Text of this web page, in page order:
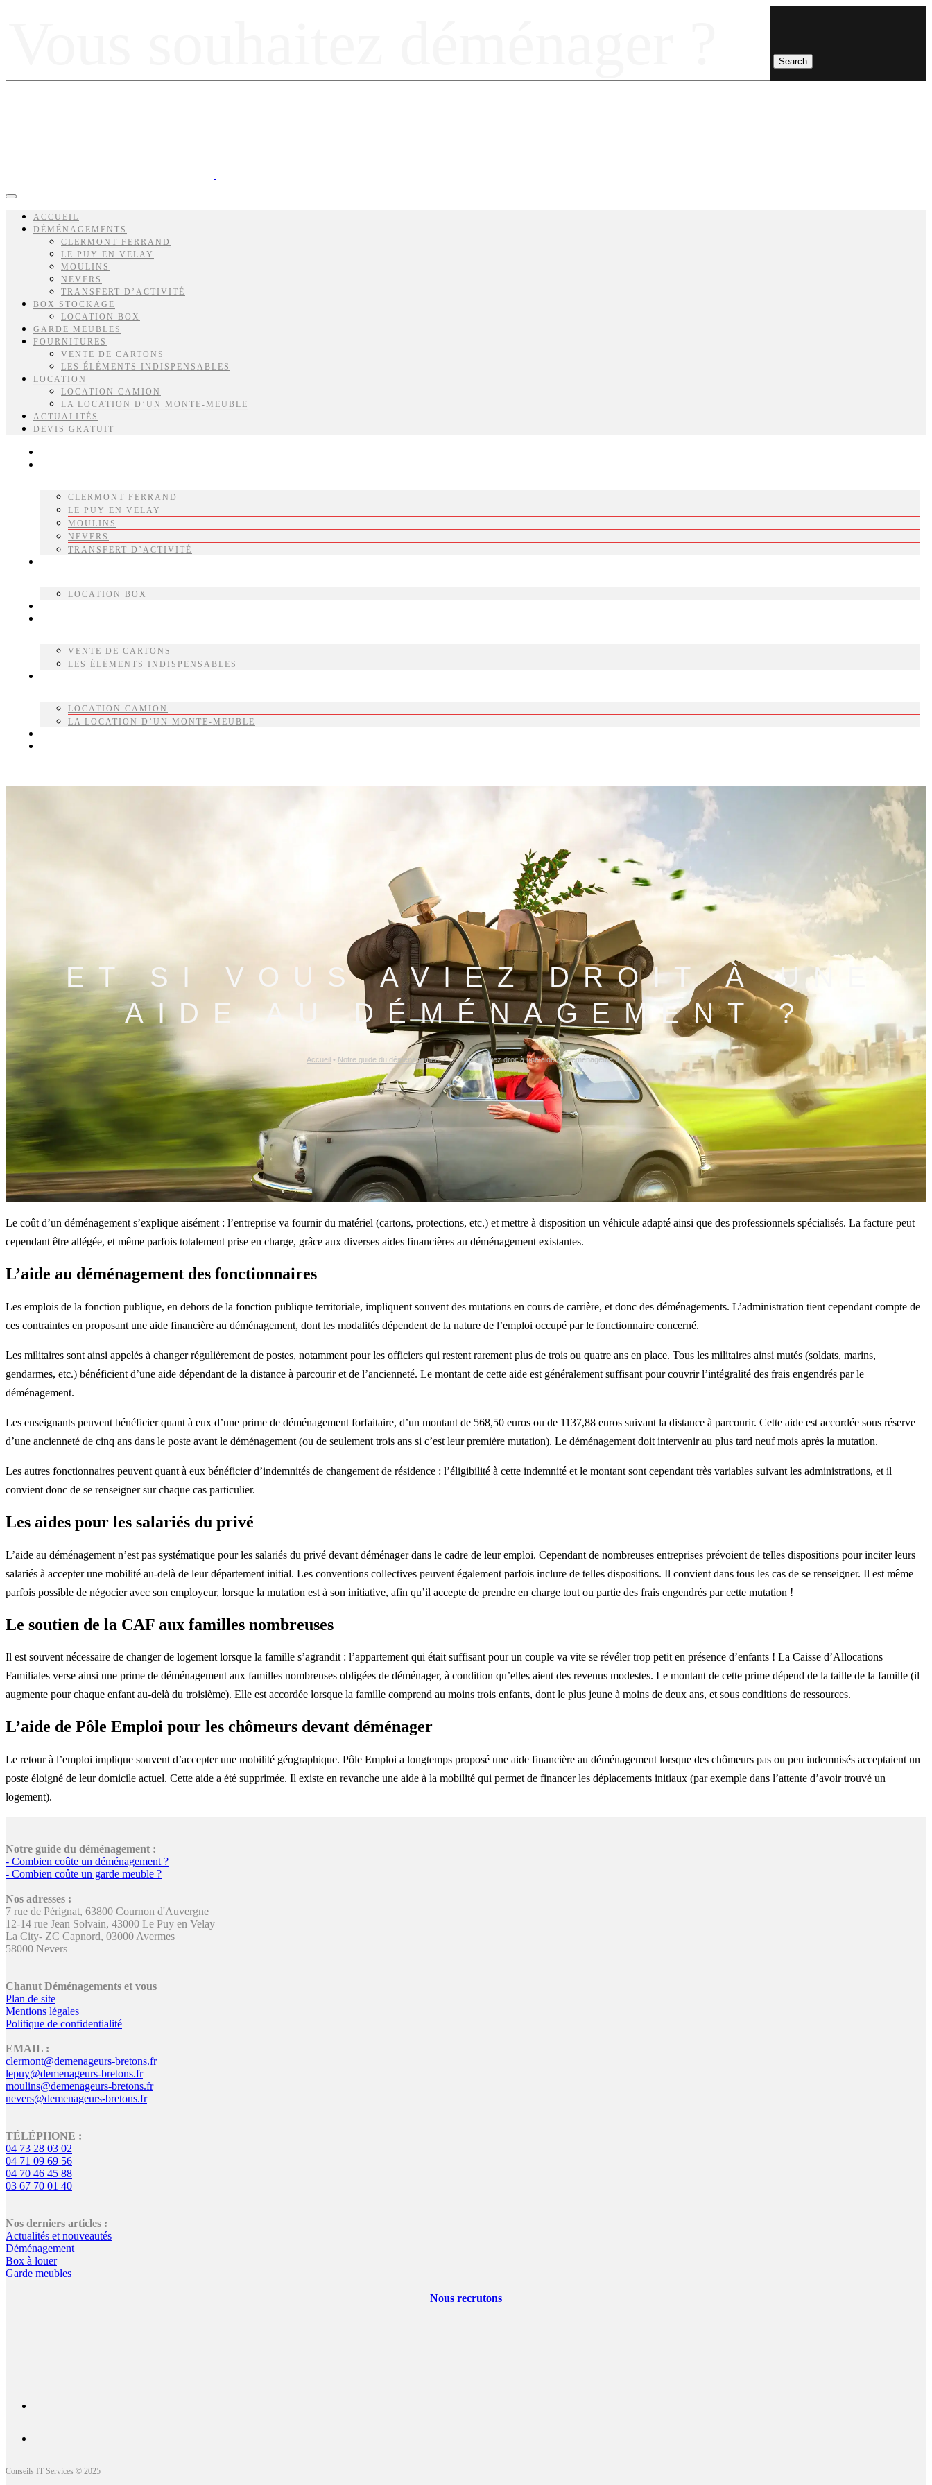
ACCUEIL
DÉMÉNAGEMENTS
CLERMONT FERRAND
LE PUY EN VELAY
MOULINS
NEVERS
TRANSFERT D’ACTIVITÉ
BOX STOCKAGE
LOCATION BOX
GARDE MEUBLES
FOURNITURES
VENTE DE CARTONS
LES ÉLÉMENTS INDISPENSABLES
LOCATION
LOCATION CAMION
LA LOCATION D’UN MONTE-MEUBLE
ACTUALITÉS
DEVIS GRATUIT
CLERMONT FERRAND
LE PUY EN VELAY
MOULINS
NEVERS
TRANSFERT D’ACTIVITÉ
LOCATION BOX
VENTE DE CARTONS
LES ÉLÉMENTS INDISPENSABLES
LOCATION CAMION
LA LOCATION D’UN MONTE-MEUBLE
ET SI VOUS AVIEZ DROIT À UNE
AIDE AU DÉMÉNAGEMENT ?
Accueil • Notre guide du déménagement•Et si vous aviez droit à une aide au déménagement ?
Le coût d’un déménagement s’explique aisément : l’entreprise va fournir du matériel (cartons, protections, etc.) et mettre à disposition un véhicule adapté ainsi que des professionnels spécialisés. La facture peut
cependant être allégée, et même parfois totalement prise en charge, grâce aux diverses aides financières au déménagement existantes.
L’aide au déménagement des fonctionnaires
Les emplois de la fonction publique, en dehors de la fonction publique territoriale, impliquent souvent des mutations en cours de carrière, et donc des déménagements. L’administration tient cependant compte de
ces contraintes en proposant une aide financière au déménagement, dont les modalités dépendent de la nature de l’emploi occupé par le fonctionnaire concerné.
Les militaires sont ainsi appelés à changer régulièrement de postes, notamment pour les officiers qui restent rarement plus de trois ou quatre ans en place. Tous les militaires ainsi mutés (soldats, marins,
gendarmes, etc.) bénéficient d’une aide dépendant de la distance à parcourir et de l’ancienneté. Le montant de cette aide est généralement suffisant pour couvrir l’intégralité des frais engendrés par le
déménagement.
Les enseignants peuvent bénéficier quant à eux d’une prime de déménagement forfaitaire, d’un montant de 568,50 euros ou de 1137,88 euros suivant la distance à parcourir. Cette aide est accordée sous réserve
d’une ancienneté de cinq ans dans le poste avant le déménagement (ou de seulement trois ans si c’est leur première mutation). Le déménagement doit intervenir au plus tard neuf mois après la mutation.
Les autres fonctionnaires peuvent quant à eux bénéficier d’indemnités de changement de résidence : l’éligibilité à cette indemnité et le montant sont cependant très variables suivant les administrations, et il
convient donc de se renseigner sur chaque cas particulier.
Les aides pour les salariés du privé
L’aide au déménagement n’est pas systématique pour les salariés du privé devant déménager dans le cadre de leur emploi. Cependant de nombreuses entreprises prévoient de telles dispositions pour inciter leurs
salariés à accepter une mobilité au-delà de leur département initial. Les conventions collectives peuvent également parfois inclure de telles dispositions. Il convient dans tous les cas de se renseigner. Il est même
parfois possible de négocier avec son employeur, lorsque la mutation est à son initiative, afin qu’il accepte de prendre en charge tout ou partie des frais engendrés par cette mutation !
Le soutien de la CAF aux familles nombreuses
Il est souvent nécessaire de changer de logement lorsque la famille s’agrandit : l’appartement qui était suffisant pour un couple va vite se révéler trop petit en présence d’enfants ! La Caisse d’Allocations
Familiales verse ainsi une prime de déménagement aux familles nombreuses obligées de déménager, à condition qu’elles aient des revenus modestes. Le montant de cette prime dépend de la taille de la famille (il
augmente pour chaque enfant au-delà du troisième). Elle est accordée lorsque la famille comprend au moins trois enfants, dont le plus jeune à moins de deux ans, et sous conditions de ressources.
L’aide de Pôle Emploi pour les chômeurs devant déménager
Le retour à l’emploi implique souvent d’accepter une mobilité géographique. Pôle Emploi a longtemps proposé une aide financière au déménagement lorsque des chômeurs pas ou peu indemnisés acceptaient un
poste éloigné de leur domicile actuel. Cette aide a été supprimée. Il existe en revanche une aide à la mobilité qui permet de financer les déplacements initiaux (par exemple dans l’attente d’avoir trouvé un
logement).
Notre guide du déménagement :
- Combien coûte un déménagement ?
- Combien coûte un garde meuble ?
Nos adresses :
7 rue de Pérignat, 63800 Cournon d'Auvergne
12-14 rue Jean Solvain, 43000 Le Puy en Velay
La City- ZC Capnord, 03000 Avermes
58000 Nevers
Chanut Déménagements et vous
Plan de site
Mentions légales
Politique de confidentialité
EMAIL :
clermont@demenageurs-bretons.fr
lepuy@demenageurs-bretons.fr
moulins@demenageurs-bretons.fr
nevers@demenageurs-bretons.fr
TÉLÉPHONE :
04 73 28 03 02
04 71 09 69 56
04 70 46 45 88
03 67 70 01 40
Nos derniers articles :
Actualités et nouveautés
Déménagement
Box à louer
Garde meubles
Nous recrutons
Conseils IT Services © 2025